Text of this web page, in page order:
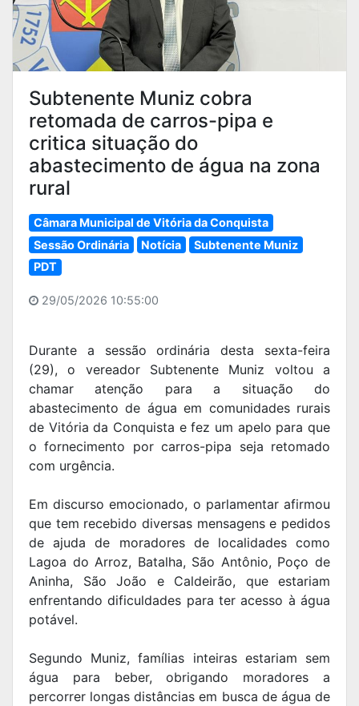
Subtenente Muniz cobra
retomada de carros-pipa e
critica situação do
abastecimento de água na zona
rural
Câmara Municipal de Vitória da Conquista
Sessão Ordinária
Notícia
Subtenente Muniz
PDT
29/05/2026 10:55:00
Durante a sessão ordinária desta sexta-feira
(29), o vereador Subtenente Muniz voltou a
chamar atenção para a situação do
abastecimento de água em comunidades rurais
de Vitória da Conquista e fez um apelo para que
o fornecimento por carros-pipa seja retomado
com urgência.
Em discurso emocionado, o parlamentar afirmou
que tem recebido diversas mensagens e pedidos
de ajuda de moradores de localidades como
Lagoa do Arroz, Batalha, São Antônio, Poço de
Aninha, São João e Caldeirão, que estariam
enfrentando dificuldades para ter acesso à água
potável.
Segundo Muniz, famílias inteiras estariam sem
água para beber, obrigando moradores a
percorrer longas distâncias em busca de água de